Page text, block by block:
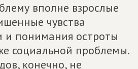
вполне взрослые
чувства
и понимания остроты
социальной проблемы.
конечно, не